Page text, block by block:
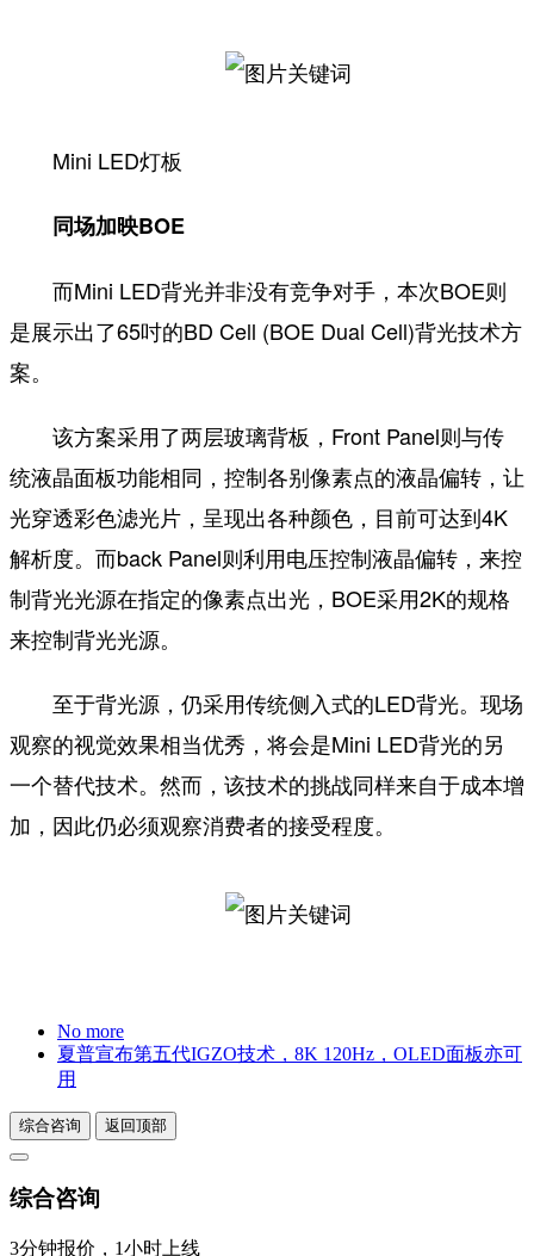
Mini LED灯板
同场加映BOE
而Mini LED背光并非没有竞争对手，本次BOE则
是展示出了65吋的BD Cell (BOE Dual Cell)背光技术方
案。
该方案采用了两层玻璃背板，Front Panel则与传
统液晶面板功能相同，控制各别像素点的液晶偏转，让
光穿透彩色滤光片，呈现出各种颜色，目前可达到4K
解析度。而back Panel则利用电压控制液晶偏转，来控
制背光光源在指定的像素点出光，BOE采用2K的规格
来控制背光光源。
至于背光源，仍采用传统侧入式的LED背光。现场
观察的视觉效果相当优秀，将会是Mini LED背光的另
一个替代技术。然而，该技术的挑战同样来自于成本增
加，因此仍必须观察消费者的接受程度。
No more
夏普宣布第五代IGZO技术，8K 120Hz，OLED面板亦可
用
综合咨询 返回顶部
综合咨询
3分钟报价，1小时上线